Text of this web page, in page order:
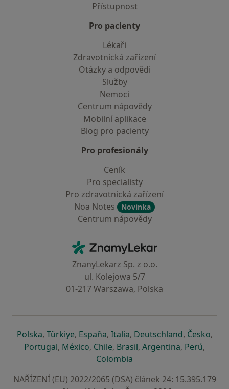
Přístupnost
Pro pacienty
Lékaři
Zdravotnická zařízení
Otázky a odpovědi
Služby
Nemoci
Centrum nápovědy
Mobilní aplikace
Blog pro pacienty
Pro profesionály
Ceník
Pro specialisty
Pro zdravotnická zařízení
Noa Notes
Novinka
Centrum nápovědy
ZnamyLekar - Hlavní stránka
ZnanyLekarz Sp. z o.o.
ul. Kolejowa 5/7
01-217 Warszawa, Polska
Polskase otevře v nové záložce
, Türkiyese otevře v nové záložce
, Españase otevře v nové záložce
, Italiase otevře v nové záložce
, Deutschlandse otevře v
, Českose
,
Portugalse otevře v nové záložce
, Méxicose otevře v nové záložce
, Chilese otevře v nové záložce
, Brasilse otevře v nové
, Argentinase otevře v
, Perúse
,
Colombia
NAŘÍZENÍ (EU) 2022/2065 (DSA) článek 24: 15.395.179